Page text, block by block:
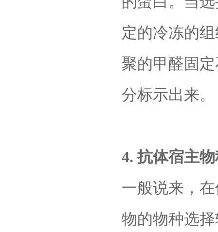
定的冷冻的
聚的甲醛固
分标示出来。
4. 抗体宿主
一般说来，
物的物种选